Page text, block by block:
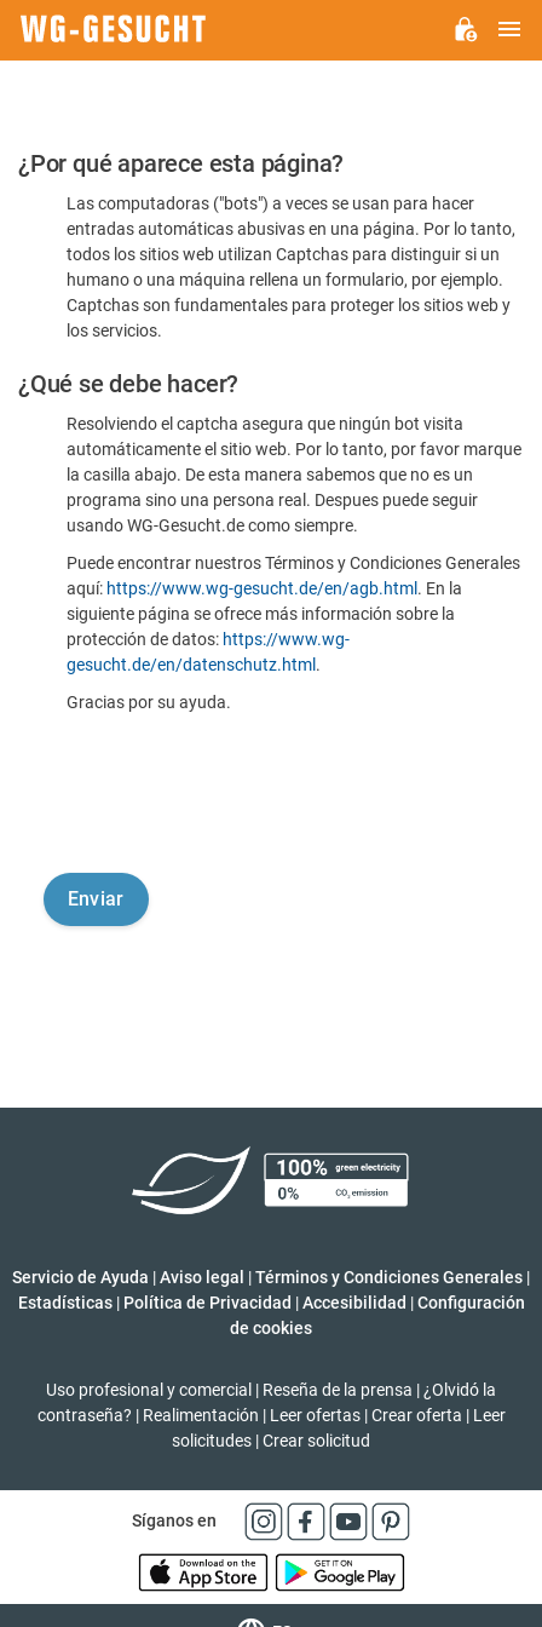
Por
favor,
confirme
humano
¿Por qué aparece esta página?
Las computadoras ("bots") a veces se usan para hacer
entradas automáticas abusivas en una página. Por lo tanto,
todos los sitios web utilizan Captchas para distinguir si un
humano o una máquina rellena un formulario, por ejemplo.
Captchas son fundamentales para proteger los sitios web y
los servicios.
¿Qué se debe hacer?
Resolviendo el captcha asegura que ningún bot visita
automáticamente el sitio web. Por lo tanto, por favor marque
la casilla abajo. De esta manera sabemos que no es un
programa sino una persona real. Despues puede seguir
usando WG-Gesucht.de como siempre.
Puede encontrar nuestros Términos y Condiciones Generales
aquí: https://www.wg-gesucht.de/en/agb.html . En la
siguiente página se ofrece más información sobre la
protección de datos: https://www.wg-
gesucht.de/en/datenschutz.html .
Gracias por su ayuda.
Servicio de Ayuda |Aviso legal |Términos y Condiciones Generales |
Estadísticas | Política de Privacidad | Accesibilidad | Configuración
de cookies
Uso profesional y comercial | Reseña de la prensa | ¿Olvidó la
contraseña? | Realimentación | Leer ofertas | Crear oferta | Leer
solicitudes |Crear solicitud
Síganos en